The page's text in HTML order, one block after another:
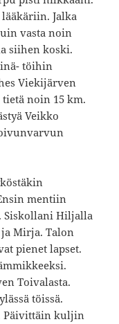
Jalka
vasta noin
siihen koski.
töihin
Viekijärven
noin 15 km.
Veikko
mentiin
Siskollani Hiljalla
Mirja. Talon
pienet lapset.
Toivalasta.
töissä.
Päivittäin kuljin